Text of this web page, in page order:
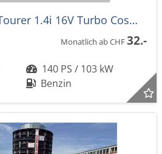
OPEL Astra SportsTourer 1.4i 16V Turbo Cosmo EXPORT
Monatlich ab CHF32.-
140 PS / 103 kW
Benzin